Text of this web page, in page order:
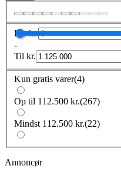
Frakr.
-
Til kr.
Kun gratis varer(4)
Op til 112.500 kr.(267)
Mindst 112.500 kr.(22)
Annoncør